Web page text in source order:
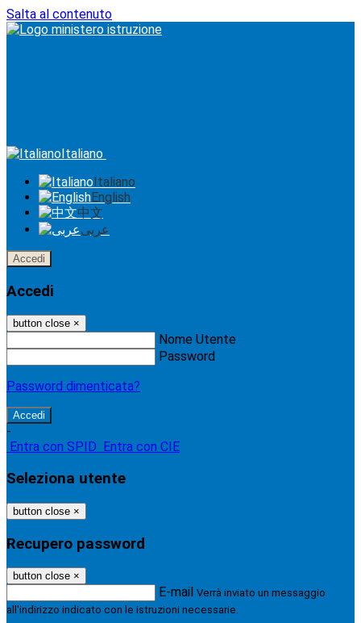
Salta al contenuto
Italiano
Italiano
English
中文
عربى
Accedi
Accedi
button close ×
Nome Utente
Password
Password dimenticata?
-
Entra con SPID
Entra con CIE
Seleziona utente
button close ×
Recupero password
button close ×
E-mail Verrà inviato un messaggio
all'indirizzo indicato con le istruzioni necessarie.